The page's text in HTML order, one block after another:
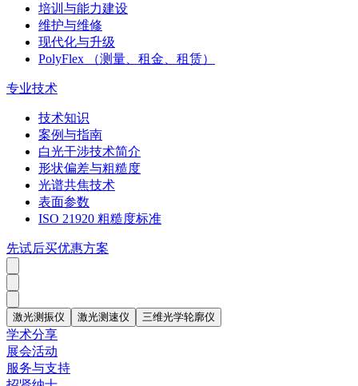
培训与能力建设
维护与维修
现代化与升级
PolyFlex （测量、租金、租赁）
专业技术
技术知识
案例与指南
白光干涉技术简介
形状偏差与粗糙度
光谱共焦技术
表面参数
ISO 21920 粗糙度标准
先试后买优惠方案
激光测振仪 激光测速仪 三维光学轮廓仪
学术分享
展会活动
服务与支持